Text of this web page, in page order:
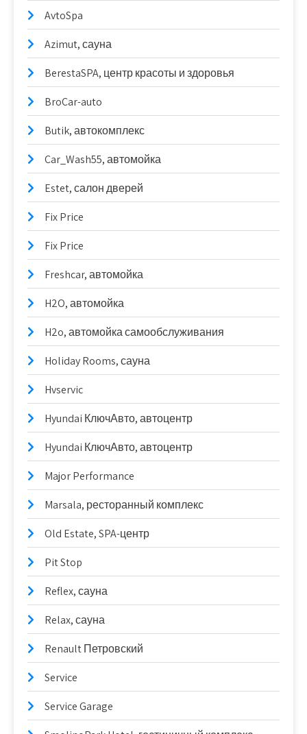
AvtoSpa
Azimut, сауна
BerestaSPA, центр красоты и здоровья
BroCar-auto
Butik, автокомплекс
Car_Wash55, автомойка
Estet, салон дверей
Fix Price
Fix Price
Freshcar, автомойка
H2O, автомойка
H2o, автомойка самообслуживания
Holiday Rooms, сауна
Hvservic
Hyundai КлючАвто, автоцентр
Hyundai КлючАвто, автоцентр
Major Performance
Marsala, ресторанный комплекс
Old Estate, SPA-центр
Pit Stop
Reflex, сауна
Relax, сауна
Renault Петровский
Service
Service Garage